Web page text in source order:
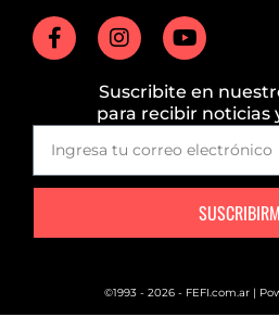
Suscribite en
para recibir noticias
©1993 - 2026 - FEFI.com.ar |